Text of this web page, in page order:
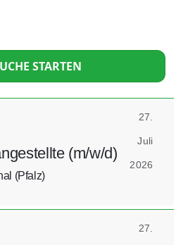
STARTEN
27.
Juli
2026
(m/w/d)
(Pfalz)
27.